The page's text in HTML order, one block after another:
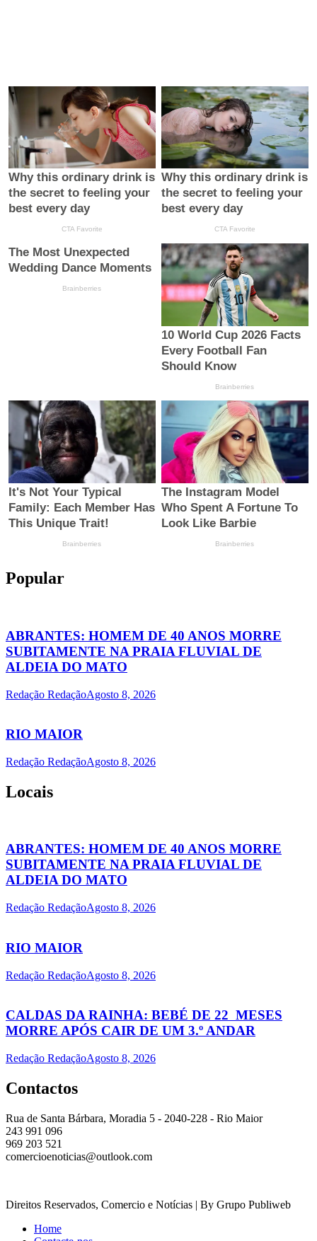
Popular
ABRANTES: HOMEM DE 40 ANOS MORRE
SUBITAMENTE NA PRAIA FLUVIAL DE
ALDEIA DO MATO
Redação RedaçãoAgosto 8, 2026
RIO MAIOR
Redação RedaçãoAgosto 8, 2026
Locais
ABRANTES: HOMEM DE 40 ANOS MORRE
SUBITAMENTE NA PRAIA FLUVIAL DE
ALDEIA DO MATO
Redação RedaçãoAgosto 8, 2026
RIO MAIOR
Redação RedaçãoAgosto 8, 2026
CALDAS DA RAINHA: BEBÉ DE 22 MESES
MORRE APÓS CAIR DE UM 3.º ANDAR
Redação RedaçãoAgosto 8, 2026
Contactos
Rua de Santa Bárbara, Moradia 5 - 2040-228 - Rio Maior
243 991 096
969 203 521
comercioenoticias@outlook.com
Direitos Reservados, Comercio e Notícias | By Grupo Publiweb
Home